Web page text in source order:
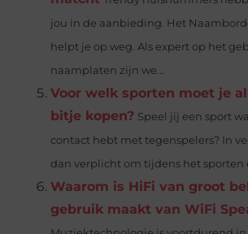
jou in de aanbieding. Het
helpt je op weg. Als expert op het
naamplaten zijn we...
Voor welk sporten moet je
bitje kopen? Speel jij een sport
contact hebt met tegenspelers? In
dan verplicht om tijdens het sporten
Waarom is HiFi van groot
gebruik maakt van WiFi